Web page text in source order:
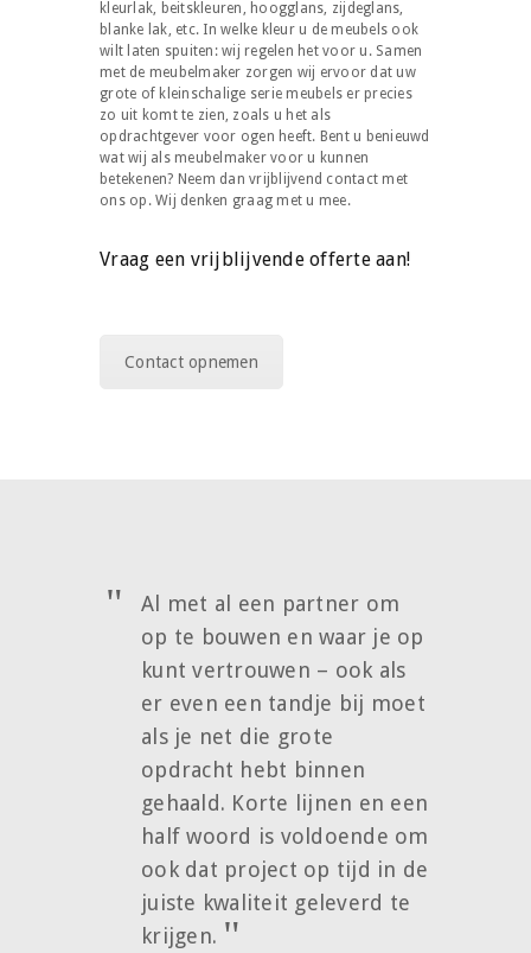
kleurlak, beitskleuren, hoogglans, zijdeglans,
blanke lak, etc. In welke kleur u de meubels ook
wilt laten spuiten: wij regelen het voor u. Samen
met de meubelmaker zorgen wij ervoor dat uw
grote of kleinschalige serie meubels er precies
zo uit komt te zien, zoals u het als
opdrachtgever voor ogen heeft. Bent u benieuwd
wat wij als meubelmaker voor u kunnen
betekenen? Neem dan vrijblijvend contact met
ons op. Wij denken graag met u mee.
Vraag een vrijblijvende offerte aan!
Contact opnemen
Al met al een partner om
op te bouwen en waar je op
kunt vertrouwen – ook als
er even een tandje bij moet
als je net die grote
opdracht hebt binnen
gehaald. Korte lijnen en een
half woord is voldoende om
ook dat project op tijd in de
juiste kwaliteit geleverd te
krijgen.